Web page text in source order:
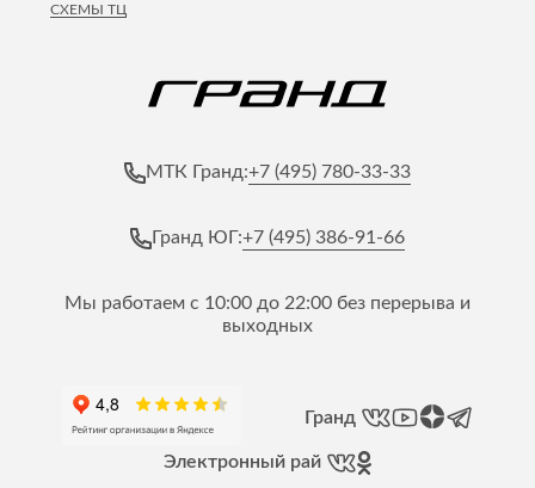
СХЕМЫ ТЦ
МТК Гранд:+7 (495) 780-33-33
Гранд ЮГ:+7 (495) 386-91-66
Мы работаем с 10:00 до 22:00 без перерыва и
выходных
Гранд
Электронный рай